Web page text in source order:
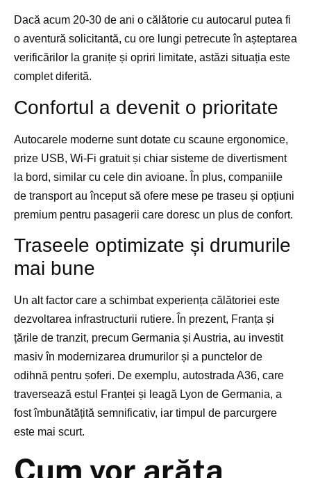
Dacă acum 20-30 de ani o călătorie cu autocarul putea fi
o aventură solicitantă, cu ore lungi petrecute în așteptarea
verificărilor la granițe și opriri limitate, astăzi situația este
complet diferită.
Confortul a devenit o prioritate
Autocarele moderne sunt dotate cu scaune ergonomice,
prize USB, Wi-Fi gratuit și chiar sisteme de divertisment
la bord, similar cu cele din avioane. În plus, companiile
de transport au început să ofere mese pe traseu și opțiuni
premium pentru pasagerii care doresc un plus de confort.
Traseele optimizate și drumurile
mai bune
Un alt factor care a schimbat experiența călătoriei este
dezvoltarea infrastructurii rutiere. În prezent, Franța și
țările de tranzit, precum Germania și Austria, au investit
masiv în modernizarea drumurilor și a punctelor de
odihnă pentru șoferi. De exemplu, autostrada A36, care
traversează estul Franței și leagă Lyon de Germania, a
fost îmbunătățită semnificativ, iar timpul de parcurgere
este mai scurt.
Cum vor arăta